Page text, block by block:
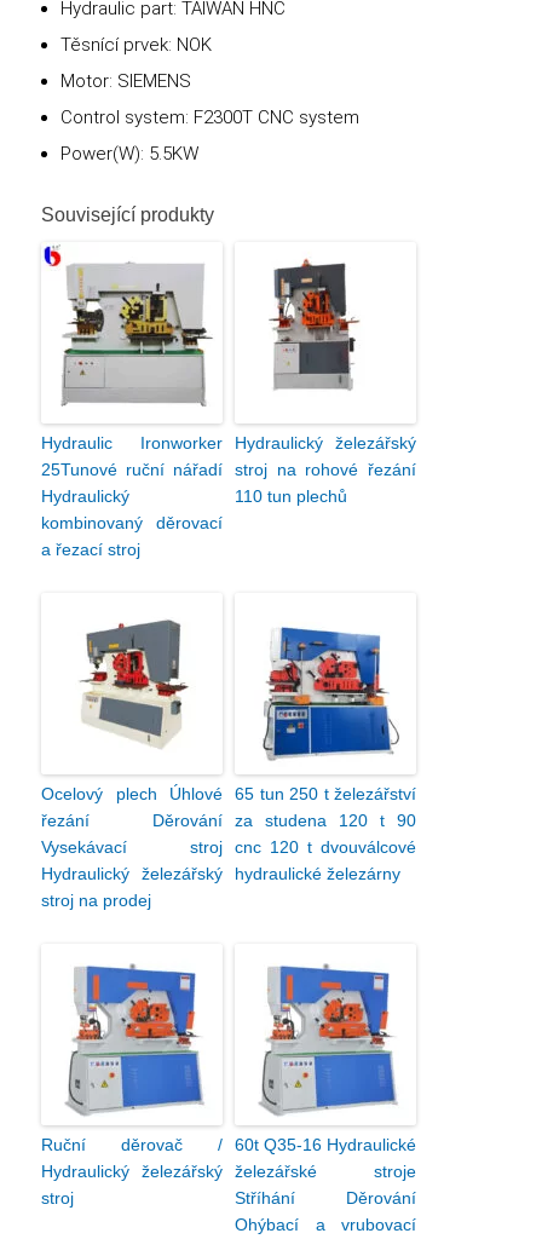
Hydraulic part: TAIWAN HNC
Těsnící prvek: NOK
Motor: SIEMENS
Control system: F2300T CNC system
Power(W): 5.5KW
Související produkty
Hydraulic Ironworker
25Tunové ruční nářadí
Hydraulický
kombinovaný děrovací
a řezací stroj
Hydraulický železářský
stroj na rohové řezání
110 tun plechů
Ocelový plech Úhlové
řezání Děrování
Vysekávací stroj
Hydraulický železářský
stroj na prodej
65 tun 250 t železářství
za studena 120 t 90
cnc 120 t dvouválcové
hydraulické železárny
Ruční děrovač /
Hydraulický železářský
stroj
60t Q35-16 Hydraulické
železářské stroje
Stříhání Děrování
Ohýbací a vrubovací